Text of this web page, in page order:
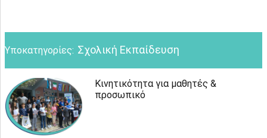
Υποκατηγορίες: Σχολική Εκπαίδευση
Κινητικότητα για μαθητές &
προσωπικό